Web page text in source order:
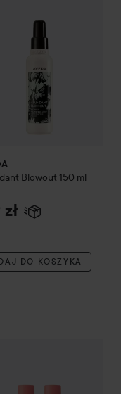
Blowout 150 ml
DO KOSZYKA